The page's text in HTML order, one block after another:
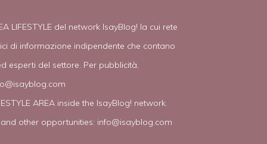
LIFESTYLE del network IsayBlog! la cui rete
di informazione indipendente che contano
esperti del settore. Per pubblicità,
AREA inside the IsayBlog! network.
other opportunities: info@isayblog.com